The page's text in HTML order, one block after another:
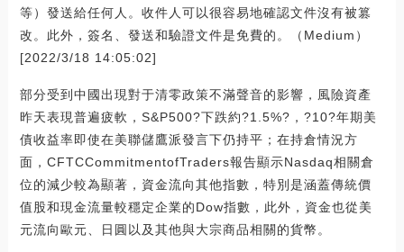
等）發送給任何人。收件人可以很容易地確認文件沒有被篡
改。此外，簽名、發送和驗證文件是免費的。（Medium）
[2022/3/18 14:05:02]
部分受到中國出現對于清零政策不滿聲音的影響，風險資產
昨天表現普遍疲軟，S&P500?下跌約?1.5%?，?10?年期美
債收益率即使在美聯儲鷹派發言下仍持平；在持倉情況方
面，CFTCCommitmentofTraders報告顯示Nasdaq相關倉
位的減少較為顯著，資金流向其他指數，特別是涵蓋傳統價
值股和現金流量較穩定企業的Dow指數，此外，資金也從美
元流向歐元、日圓以及其他與大宗商品相關的貨幣。